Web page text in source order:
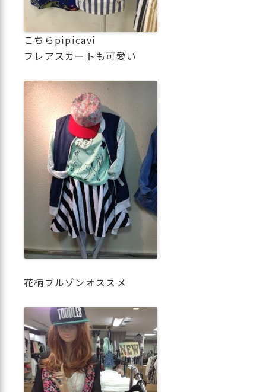
こちらpipicavi
フレアスカートも可愛い
花柄ブルゾンオススメ